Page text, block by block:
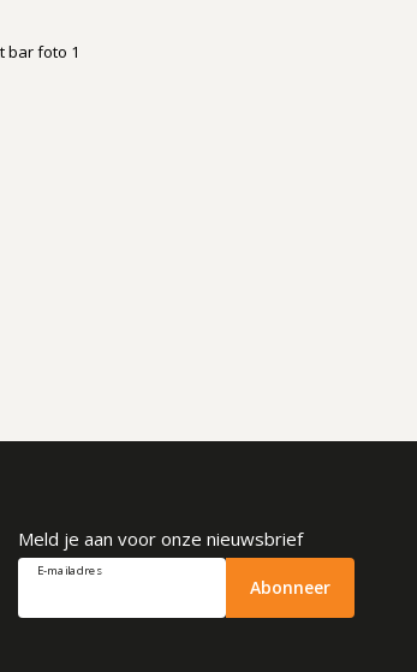
Meld je aan voor onze nieuwsbrief
E-mailadres
Abonneer